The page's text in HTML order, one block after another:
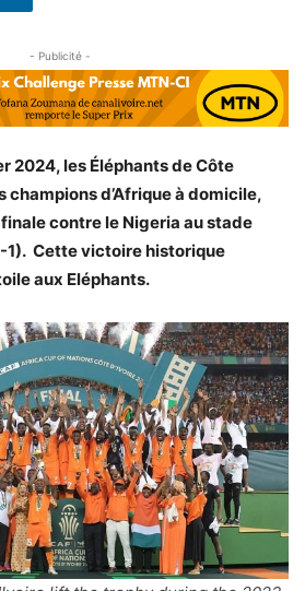
- Publicité -
2024, les Éléphants de Côte
champions d’Afrique à domicile,
contre le Nigeria au stade
1). Cette victoire historique
aux Eléphants.